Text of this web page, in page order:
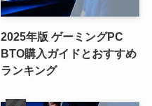
2025年版 ゲーミングPC
BTO購入ガイドとおすすめ
ランキング